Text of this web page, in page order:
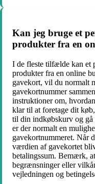
Kan jeg bruge et
produkter fra en
I de fleste tilfælde kan et
produkter fra en online
gavekort, vil du normalt
gavekortnummer
instruktioner om,
klar til at foretage dit
til din indkøbskurv og gå
er der normalt en
gavekortnummeret. Når
værdien af gavekortet
betalingssum. Bemærk,
begrænsninger eller
vejledningen og